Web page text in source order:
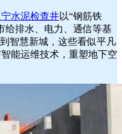
水泥检查井以“钢筋铁
给排水、电力、通信等基
智慧新城，这些看似平凡
能运维技术，重塑地下空